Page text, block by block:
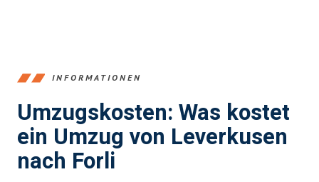
INFORMATIONEN
Umzugskosten: Was kostet
ein Umzug von Leverkusen
nach Forli